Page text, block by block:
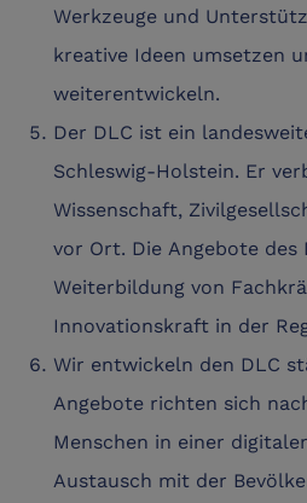
Werkzeuge und
kreative Ideen umsetzen
weiterentwickeln.
Der DLC ist ein
Schleswig-Holstein. Er
Wissenschaft,
vor Ort. Die Angebote
Weiterbildung von
Innovationskraft in der
Wir entwickeln den DLC
Angebote richten sich
Menschen in einer
Austausch mit der